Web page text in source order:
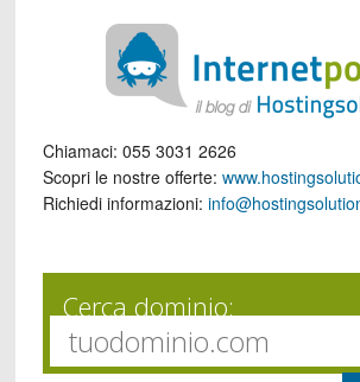
Chiamaci: 055 3031 2626
Scopri le nostre offerte:
Richiedi informazioni:
Cerca dominio: